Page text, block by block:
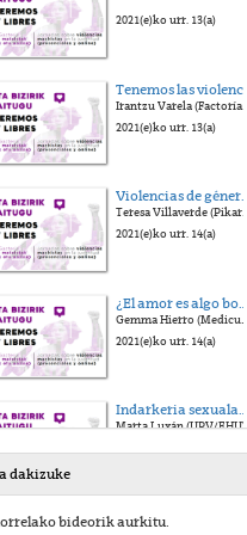
2021(e)ko urr. 13(a)
Tenemos las violencias que toleramos: machismo, discursos de odio y herramientas para deslegitimarlos
Irantzu Varela (Factoría Lila)
2021(e)ko urr. 13(a)
Violencias de género digitales
Teresa Villaverde (Pikara Magazina)
2021(e)ko urr. 14(a)
¿El amor es algo bonito que se controla online?
2021(e)ko urr. 14(a)
Indarkeria sexualaren tiradera irekiz: USVreact-en oinarritutako hausnarketak eta proposamenak
Marta Luxán (UPV/EHU)
dakizuke
bideorik aurkitu.